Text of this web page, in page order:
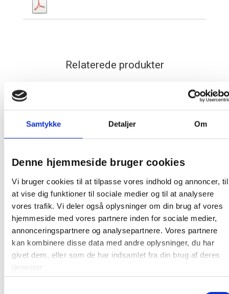
Samtykke Detaljer Om
Denne hjemmeside bruger cookies
Vi bruger cookies til at tilpasse vores indhold og annoncer, til
at vise dig funktioner til sociale medier og til at analysere
vores trafik. Vi deler også oplysninger om din brug af vores
hjemmeside med vores partnere inden for sociale medier,
annonceringspartnere og analysepartnere. Vores partnere
kan kombinere disse data med andre oplysninger, du har
givet dem, eller som de har indsamlet fra din brug af deres
tjenester.
Relaterede produkter
Vikan Fremfører til velcromoppe 25 cm
Superior alu sort
102,31 / stk
stk Læg i kurv